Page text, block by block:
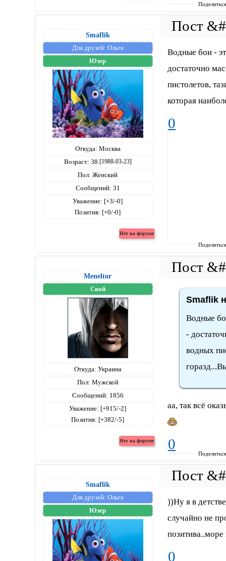
Smaflik
Для друзей: Ольга
Юзер
Откуда: Москва
Возраст: 38 [1988-03-23]
Пол: Женский
Сообщений: 31
Уважение: [+3/-0]
Позитив: [+0/-0]
Водные бои -
достаточно
пистолетов,
которая
0
Meneltоr
Свой
Откуда: Украина
Пол: Мужской
Сообщений: 1856
Уважение: [+915/-2]
Позитив: [+382/-5]
Smaflik
Водные
-
водных
аа, так всё
0
Smaflik
Для друзей: Ольга
Юзер
))Ну я в
случайно не
0